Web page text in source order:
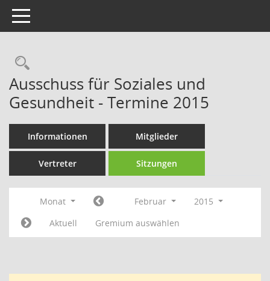
Toggle navigation
Rechercheauswahl
Ausschuss für Soziales und
Gesundheit - Termine 2015
Informationen Mitglieder
Vertreter Sitzungen
Monat Februar
2015
Aktuell
Gremium auswählen